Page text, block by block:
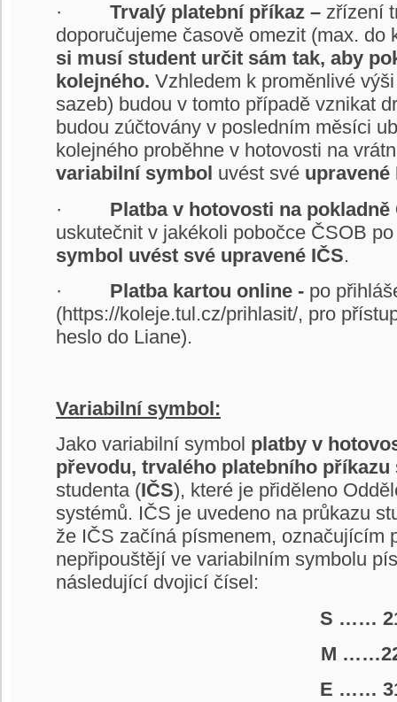
· Trvalý platební příkaz – zřízení
doporučujeme časově omezit (max. do
si musí student určit sám tak, aby
kolejného. Vzhledem k proměnlivé
sazeb) budou v tomto případě vznikat
budou zúčtovány v posledním měsíci
kolejného proběhne v hotovosti na
variabilní symbol uvést své upravené
· Platba v hotovosti na pokladně
uskutečnit v jakékoli pobočce ČSOB
symbol uvést své upravené IČS.
· Platba kartou online - po
(https://koleje.tul.cz/prihlasit/, pro
heslo do Liane).
Variabilní symbol:
Jako variabilní symbol platby v
převodu, trvalého platebního příkazu
studenta (IČS), které je přiděleno
systémů. IČS je uvedeno na průkazu
že IČS začíná písmenem, označujícím
nepřipouštějí ve variabilním symbolu
následující dvojicí čísel:
S ……
M
E ……